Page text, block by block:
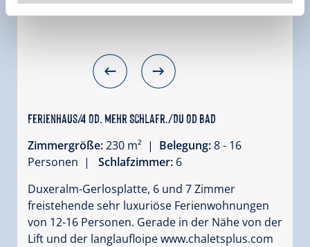
Ferienhaus/4 od. mehr Schlafr./Du od Bad
Zimmergröße:230 m² | Belegung:8 - 16
Personen |
Schlafzimmer: 6
Duxeralm-Gerlosplatte, 6 und 7 Zimmer
freistehende sehr luxuriöse Ferienwohnungen
von 12-16 Personen. Gerade in der Nähe von der
Lift und der langlaufloipe www.chaletsplus.com